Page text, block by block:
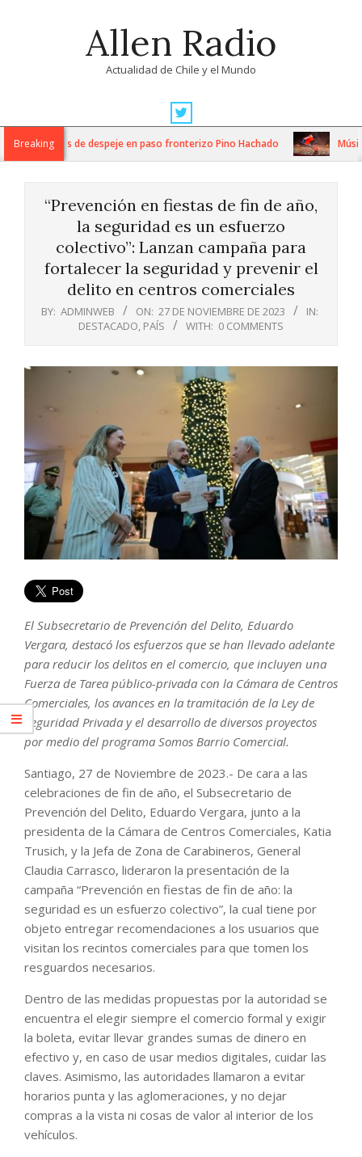
Allen Radio
Actualidad de Chile y el Mundo
Navigation
MenuBreaking
trabajos de despeje en paso fronterizo Pino Hachado Música:
“Prevención en fiestas de fin de año,
la seguridad es un esfuerzo
colectivo”: Lanzan campaña para
fortalecer la seguridad y prevenir el
delito en centros comerciales
BY: ADMINWEB ON: 27 DE NOVIEMBRE DE 2023
IN:
DESTACADO, PAÍS WITH: 0 COMMENTS
El Subsecretario de Prevención del Delito, Eduardo
Vergara, destacó los esfuerzos que se han llevado adelante
para reducir los delitos en el comercio, que incluyen una
Fuerza de Tarea público-privada con la Cámara de Centros
Comerciales, los avances en la tramitación de la Ley de
Seguridad Privada y el desarrollo de diversos proyectos
por medio del programa Somos Barrio Comercial.
Santiago, 27 de Noviembre de 2023.- De cara a las
celebraciones de fin de año, el Subsecretario de
Prevención del Delito, Eduardo Vergara, junto a la
presidenta de la Cámara de Centros Comerciales, Katia
Trusich, y la Jefa de Zona de Carabineros, General
Claudia Carrasco, lideraron la presentación de la
campaña “Prevención en fiestas de fin de año: la
seguridad es un esfuerzo colectivo”, la cual tiene por
objeto entregar recomendaciones a los usuarios que
visitan los recintos comerciales para que tomen los
resguardos necesarios.
Dentro de las medidas propuestas por la autoridad se
encuentra el elegir siempre el comercio formal y exigir
la boleta, evitar llevar grandes sumas de dinero en
efectivo y, en caso de usar medios digitales, cuidar las
claves. Asimismo, las autoridades llamaron a evitar
horarios punta y las aglomeraciones, y no dejar
compras a la vista ni cosas de valor al interior de los
vehículos.